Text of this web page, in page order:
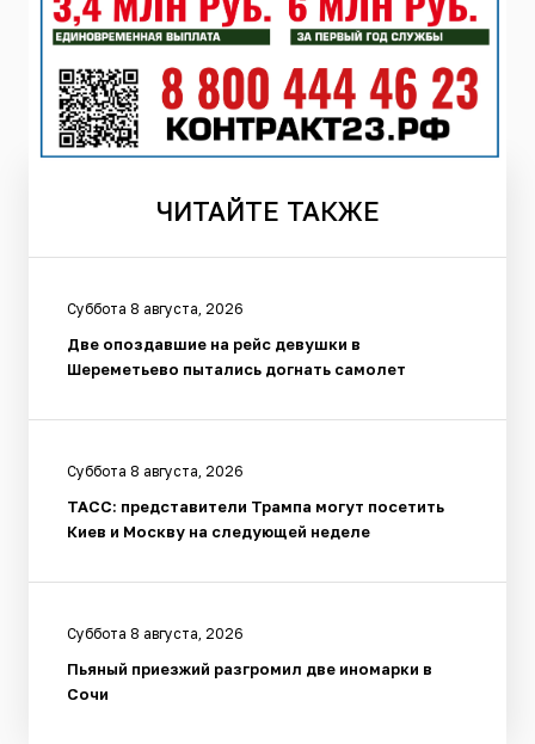
ЧИТАЙТЕ ТАКЖЕ
Суббота 8 августа, 2026
Две опоздавшие на рейс девушки в
Шереметьево пытались догнать самолет
Суббота 8 августа, 2026
ТАСС: представители Трампа могут посетить
Киев и Москву на следующей неделе
Суббота 8 августа, 2026
Пьяный приезжий разгромил две иномарки в
Сочи